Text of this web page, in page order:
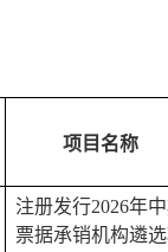
项目名称
注册发行2026年
票据承销机构遴